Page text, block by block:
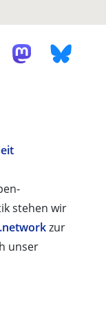
stehen wir
zur
unser